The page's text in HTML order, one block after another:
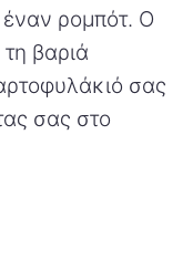
ρομπότ. Ο
βαριά
σας
σας στο